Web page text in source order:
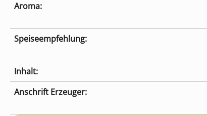
Aroma:
Speiseempfehlung:
Inhalt:
Anschrift Erzeuger: